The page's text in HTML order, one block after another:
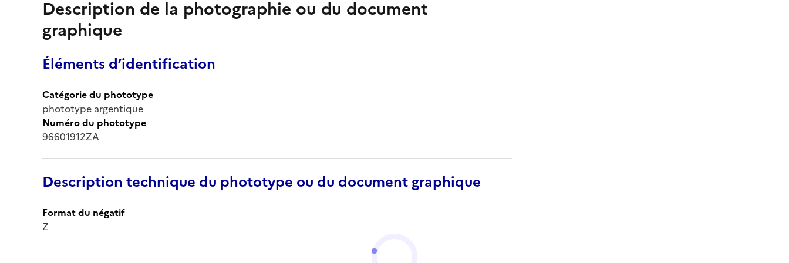
Description de la photographie ou du document
graphique
Éléments d’identification
Catégorie du phototype
phototype argentique
Numéro du phototype
96601912ZA
Description technique du phototype ou du document graphique
Format du négatif
Z